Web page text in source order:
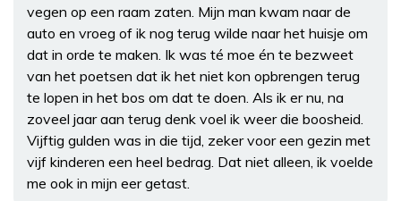
vegen op een raam zaten. Mijn man kwam naar de
auto en vroeg of ik nog terug wilde naar het huisje om
dat in orde te maken. Ik was té moe én te bezweet
van het poetsen dat ik het niet kon opbrengen terug
te lopen in het bos om dat te doen. Als ik er nu, na
zoveel jaar aan terug denk voel ik weer die boosheid.
Vijftig gulden was in die tijd, zeker voor een gezin met
vijf kinderen een heel bedrag. Dat niet alleen, ik voelde
me ook in mijn eer getast.